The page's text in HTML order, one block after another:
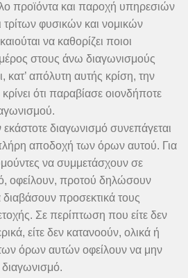
προϊόντα και παροχή υπηρεσιών
φυσικών και νομικών
να καθορίζει ποιοι
στους άνω διαγωνισμούς
απόλυτη αυτής κρίση, την
ότι παραβίασε οιονδήποτε
διαγωνισμό συνεπάγεται
αποδοχή των όρων αυτού. Για
να συμμετάσχουν σε
οφείλουν, προτού δηλώσουν
προσεκτικά τους
Σε περίπτωση που είτε δεν
είτε δεν κατανοούν, ολικά ή
όρων αυτών οφείλουν να μην